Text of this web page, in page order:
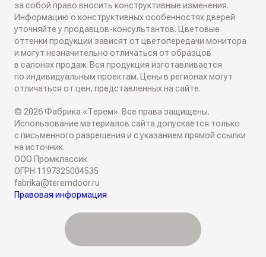
Блог
Классические перегородки
Современные перегородки
Алюминиевые перегородки
СИСТЕМЫ ОТКРЫВАНИЯ
Распашные двери
Складные двери
Поворотные двери
Двери-купе
Откатные двери
ИНТЕРЬЕРНЫЕ РЕШЕНИЯ
Плинтусы
Накладки на входные двери
Стеновые панели
Декоративные рейки
Обрамление проемов
Скрытые двери
Белые двери
Алюминиевые двери
Двери со стеклом
О КОМПАНИИ
Семейное дело
Двери для жизни
Личная гарантия
СОТРУДНИЧЕСТВО
Дизайнерам
за собой право вносить конструктивные изменения.
Информацию о конструктивных особенностях дверей
уточняйте у продавцов-консультантов. Цветовые
оттенки продукции зависят от цветопередачи монитора
и могут незначительно отличаться от образцов
в салонах продаж. Вся продукция изготавливается
по индивидуальным проектам. Цены в регионах могут
отличаться от цен, представленных на сайте.
© 2026 Фабрика «Терем». Все права защищены.
Использование материалов сайта допускается только
с письменного разрешения и с указанием прямой ссылки
на источник.
ООО Промклассик
ОГРН 1197325004535
fabrika@teremdoor.ru
Правовая информация